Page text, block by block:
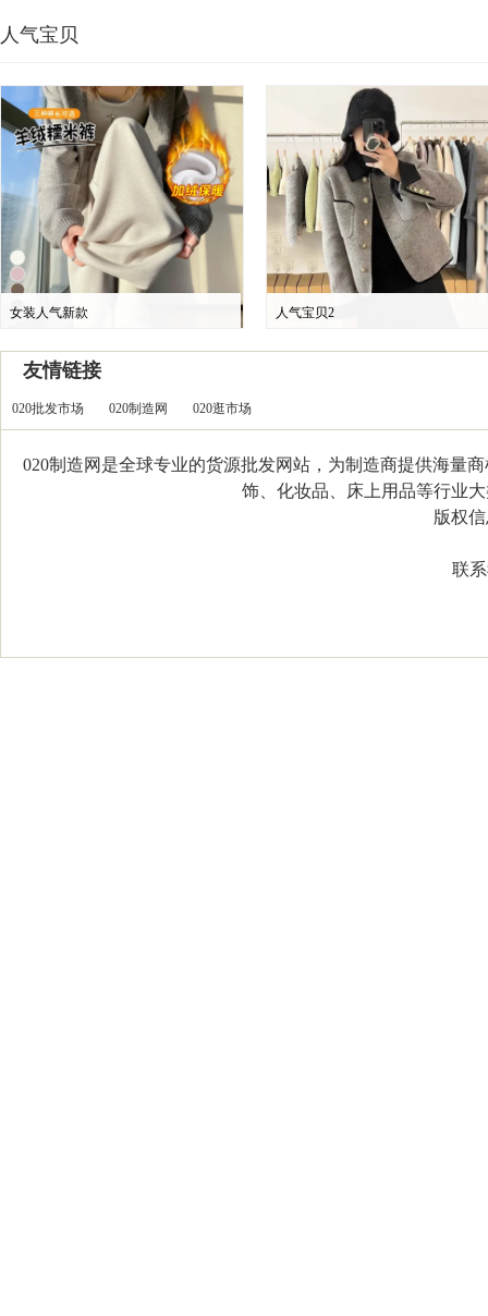
人气宝贝
女装人气新款 人气宝贝2
友情链接
020批发市场 020制造网 020逛市场
020制造网是全球专业的货源批发网站，为制造商提供海量
饰、化妆品、床上用品等行业
版权信
联